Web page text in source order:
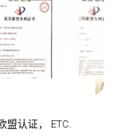
盟认证， ETC.